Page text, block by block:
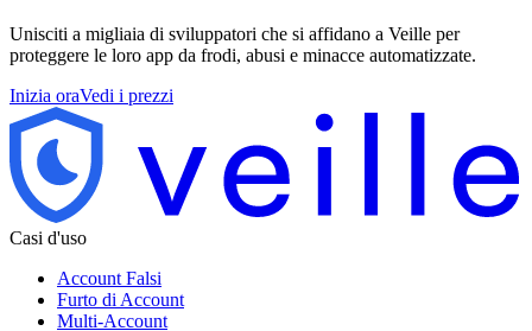
Unisciti a migliaia di sviluppatori che si affidano a Veille per
proteggere le loro app da frodi, abusi e minacce automatizzate.
Inizia oraVedi i prezzi
Casi d'uso
Account Falsi
Furto di Account
Multi-Account